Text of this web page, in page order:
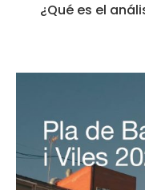
¿Qué es el